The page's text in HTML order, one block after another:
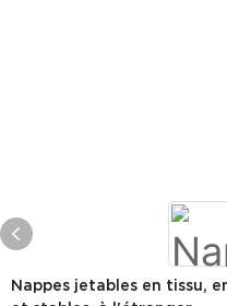
Nappes jetables en tissu,